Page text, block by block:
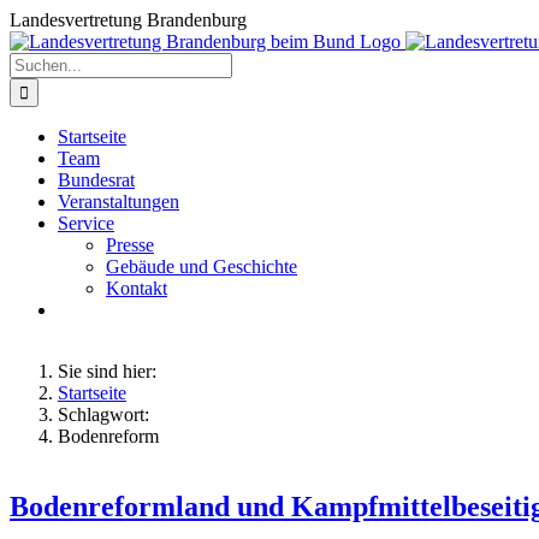
Zum
Inhalt
springen
Landesvertretung Brandenburg
Suche
nach:
Startseite
Team
Bundesrat
Veranstaltungen
Service
Presse
Gebäude und Geschichte
Kontakt
Sie sind hier:
Startseite
Schlagwort:
Bodenreform
Bodenreformland und